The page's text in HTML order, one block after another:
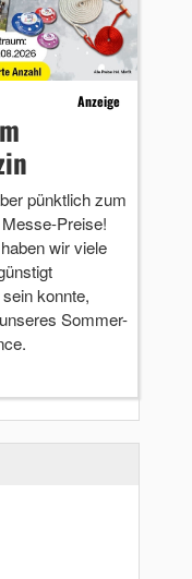
Anzeige
pünktlich zum
Preise!
wir viele
konnte,
Sommer-